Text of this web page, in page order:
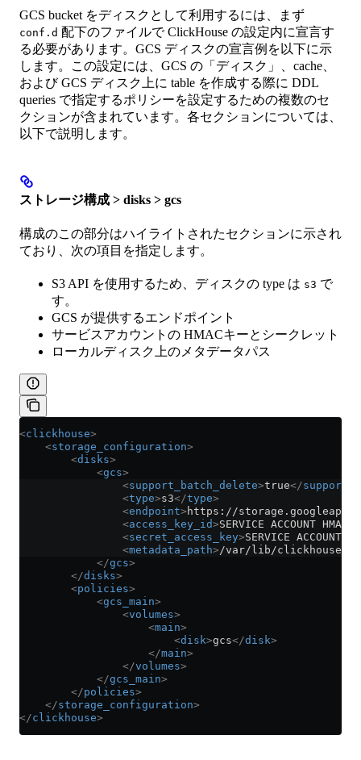
GCS bucket をディスクとして利用するには、まず
conf.d 配下のファイルで ClickHouse の設定内に宣言す
る必要があります。GCS ディスクの宣言例を以下に示
します。この設定には、GCS の「ディスク」、cache、
および GCS ディスク上に table を作成する際に DDL
queries で指定するポリシーを設定するための複数のセ
クションが含まれています。各セクションについては、
以下で説明します。
ストレージ構成 > disks > gcs
構成のこの部分はハイライトされたセクションに示され
ており、次の項目を指定します。
S3 API を使用するため、ディスクの type は s3 で
す。
GCS が提供するエンドポイント
サービスアカウントの HMACキーとシークレット
ローカルディスク上のメタデータパス
<clickhouse>
    <
storage_configuration>
        <
disks>
            <
gcs>
                <
support_batch_delete>true</
                <
type>s3</type>
                <
endpoint> https://
                <
access_key_id>SERVICE ACCOUNT HMAC
                <
secret_access_key>SERVICE ACCOUNT
                <
metadata_path>/var/lib/clickhouse/
            </
gcs>
        </
disks>
        <
policies>
            <
gcs_main>
                <
volumes>
                    <
main>
                        <
disk>gcs</disk>
                    </
main>
                </
volumes>
            </
gcs_main>
        </
policies>
    </
storage_configuration>
</clickhouse>